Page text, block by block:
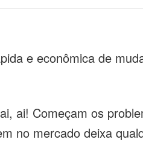
e econômica de
ai! Começam os
no mercado deixa